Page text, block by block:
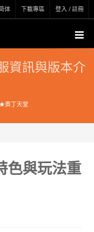
体 下載專區 登入 / 註冊
資訊與版本介
奧丁天堂
色與玩法重